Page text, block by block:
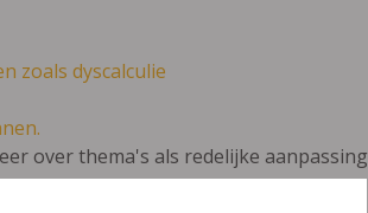
zoals dyscalculie
over thema's als redelijke